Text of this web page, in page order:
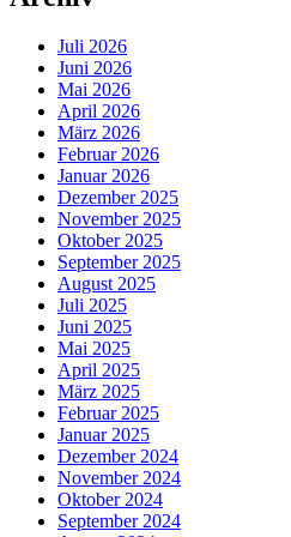
Juli 2026
Juni 2026
Mai 2026
April 2026
März 2026
Februar 2026
Januar 2026
Dezember 2025
November 2025
Oktober 2025
September 2025
August 2025
Juli 2025
Juni 2025
Mai 2025
April 2025
März 2025
Februar 2025
Januar 2025
Dezember 2024
November 2024
Oktober 2024
September 2024